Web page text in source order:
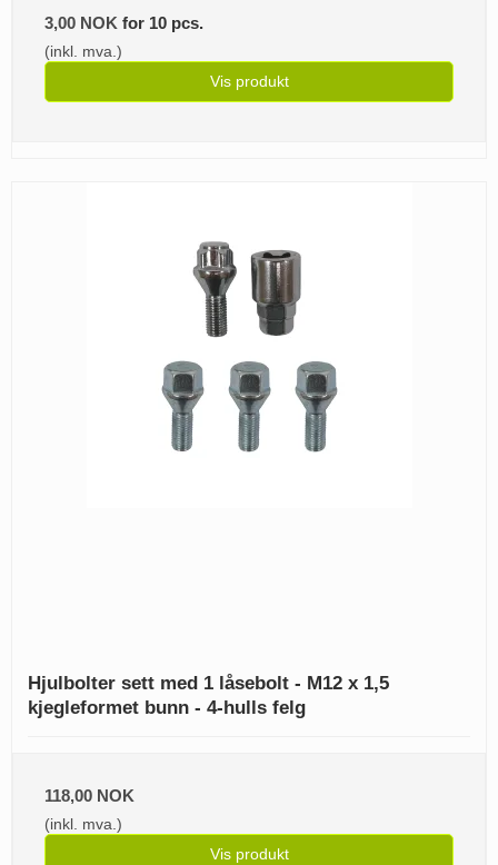
3,00 NOK for 10 pcs.
(inkl. mva.)
Vis produkt
Hjulbolter sett med 1 låsebolt - M12 x 1,5
kjegleformet bunn - 4-hulls felg
118,00 NOK
(inkl. mva.)
Vis produkt